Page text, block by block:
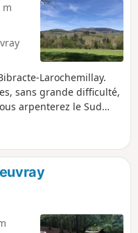
m
Larochemillay.
sans grande difficulté,
arpenterez le Sud
bucoliques.